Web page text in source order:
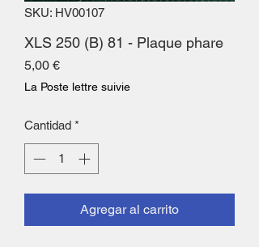
SKU: HV00107
XLS 250 (B) 81 - Plaque phare
5,00 €Precio
La Poste lettre suivie
Cantidad *
Agregar al carrito